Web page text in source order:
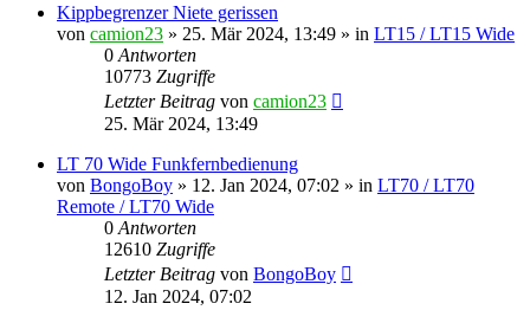
Kippbegrenzer Niete gerissen
von camion23 » 25. Mär 2024, 13:49 » in LT15 / LT15 Wide
0 Antworten
10773 Zugriffe
Letzter Beitrag von camion23
25. Mär 2024, 13:49
LT 70 Wide Funkfernbedienung
von BongoBoy » 12. Jan 2024, 07:02 » in LT70 / LT70
Remote / LT70 Wide
0 Antworten
12610 Zugriffe
Letzter Beitrag von BongoBoy
12. Jan 2024, 07:02